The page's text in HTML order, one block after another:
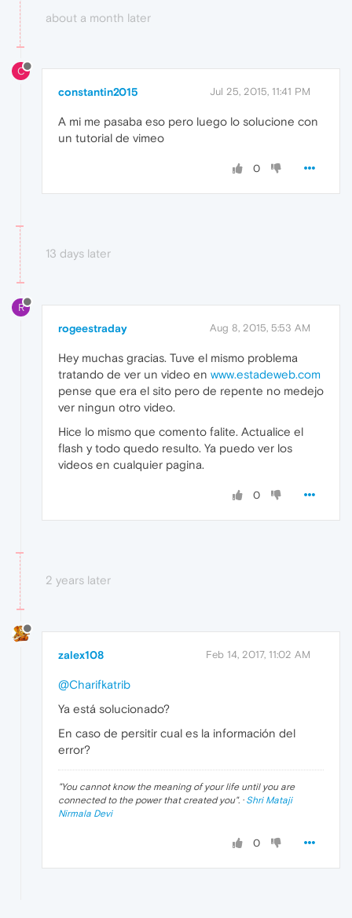
about a month later
C
constantin2015 Jul 25, 2015, 11:41 PM
A mi me pasaba eso pero luego lo solucione con
un tutorial de vimeo
0
13 days later
R
rogeestraday Aug 8, 2015, 5:53 AM
Hey muchas gracias. Tuve el mismo problema
tratando de ver un video en www.estadeweb.com
pense que era el sito pero de repente no medejo
ver ningun otro video.
Hice lo mismo que comento falite. Actualice el
flash y todo quedo resulto. Ya puedo ver los
videos en cualquier pagina.
0
2 years later
zalex108 Feb 14, 2017, 11:02 AM
@Charifkatrib
Ya está solucionado?
En caso de persitir cual es la información del
error?
"You cannot know the meaning of your life until you are
connected to the power that created you". · Shri Mataji
Nirmala Devi
0